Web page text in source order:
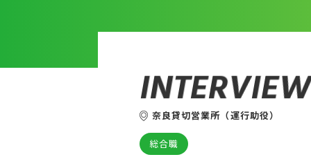
I
NTERVIE
奈良貸切営業所（運行助役）
総合職